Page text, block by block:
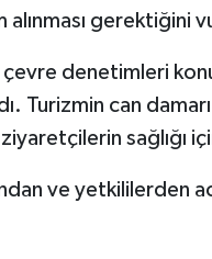
gerektiğini
çevre denetimleri
Turizmin can
sağlığı
ve yetkililerden